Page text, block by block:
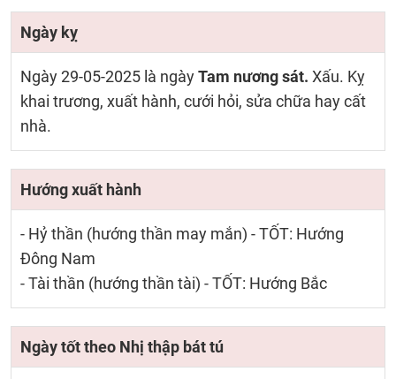
Ngày kỵ
Ngày 29-05-2025 là ngàyTam nương sát. Xấu. Kỵ
khai trương, xuất hành, cưới hỏi, sửa chữa hay cất
nhà.
Hướng xuất hành
- Hỷ thần (hướng thần may mắn) - TỐT: Hướng
Đông Nam
- Tài thần (hướng thần tài) - TỐT: Hướng Bắc
Ngày tốt theo Nhị thập bát tú